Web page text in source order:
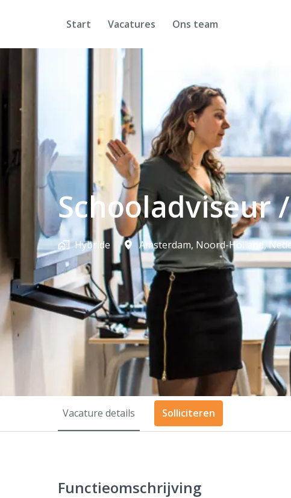
Start Vacatures Ons team
Schooladviseur
Hybride Amsterdam, Noord-Holland,
Vacature details Solliciteren
Functieomschrijving